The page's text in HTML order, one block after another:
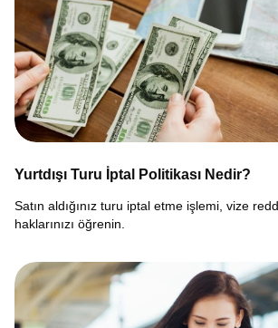
Yurtdışı Turu İptal Politikası Nedir?
Satın aldığınız turu iptal etme işlemi, vize
haklarınızı öğrenin.